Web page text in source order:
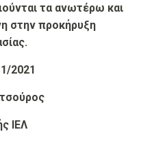
τα ανωτέρω και
στην προκήρυξη
2021
ΙΕΛ